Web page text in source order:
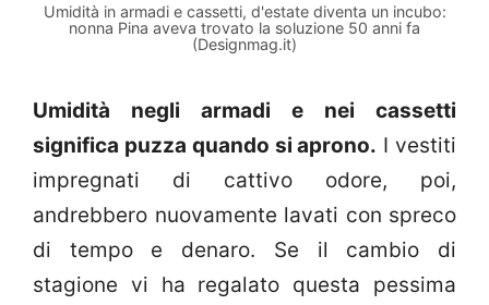
Umidità in armadi e cassetti, d'estate diventa un incubo:
nonna Pina aveva trovato la soluzione 50 anni fa
(Designmag.it)
Umidità negli armadi e nei cassetti
significa puzza quando si aprono. I vestiti
impregnati di cattivo odore, poi,
andrebbero nuovamente lavati con spreco
di tempo e denaro. Se il cambio di
stagione vi ha regalato questa pessima